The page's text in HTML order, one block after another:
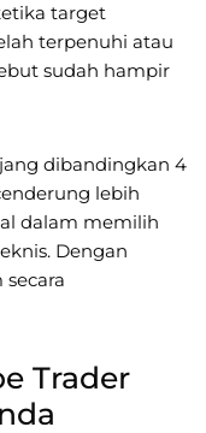
target
terpenuhi atau
sudah hampir
dibandingkan 4
lebih
dalam memilih
Dengan
Trader